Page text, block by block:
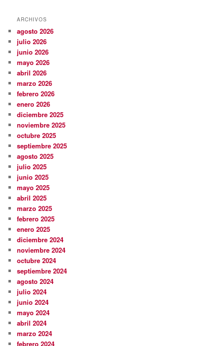
ARCHIVOS
agosto 2026
julio 2026
junio 2026
mayo 2026
abril 2026
marzo 2026
febrero 2026
enero 2026
diciembre 2025
noviembre 2025
octubre 2025
septiembre 2025
agosto 2025
julio 2025
junio 2025
mayo 2025
abril 2025
marzo 2025
febrero 2025
enero 2025
diciembre 2024
noviembre 2024
octubre 2024
septiembre 2024
agosto 2024
julio 2024
junio 2024
mayo 2024
abril 2024
marzo 2024
febrero 2024